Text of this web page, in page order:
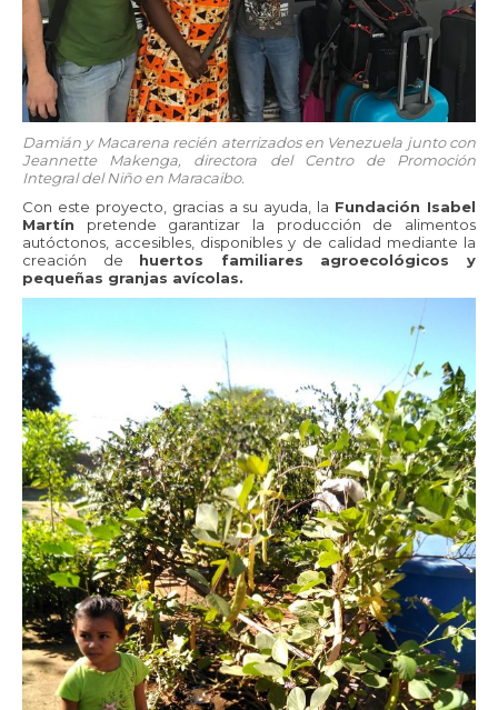
Damián y Macarena recién aterrizados en Venezuela junto con
Jeannette Makenga, directora del Centro de Promoción
Integral del Niño en Maracaibo.
Con este proyecto, gracias a su ayuda, la Fundación Isabel
Martín pretende garantizar la producción de alimentos
autóctonos, accesibles, disponibles y de calidad mediante la
creación de huertos familiares agroecológicos y
pequeñas granjas avícolas.